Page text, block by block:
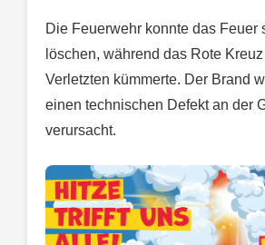
Die Feuerwehr konnte das Feuer
löschen, während das Rote
Verletzten kümmerte. Der Brand
einen technischen Defekt an der
verursacht.